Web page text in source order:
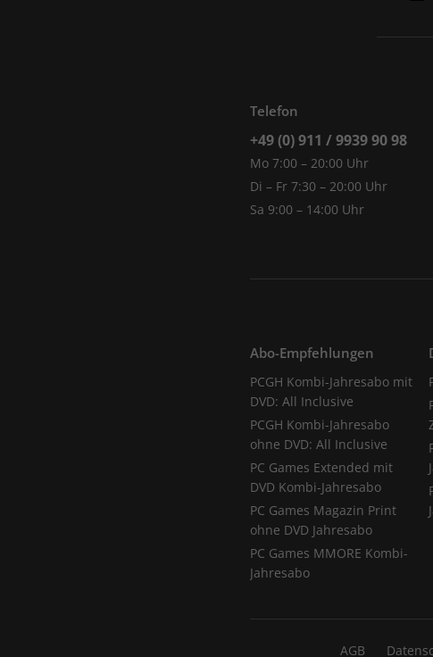
Telefon
+49 (0) 911 / 9939 90 98
Mo 7:00 – 20:00 Uhr
Di – Fr 7:30 – 20:00 Uhr
Sa 9:00 – 14:00 Uhr
Abo-Empfehlungen
PCGH Kombi-Jahresabo mit
DVD: All Inclusive
PCGH Kombi-Jahresabo
ohne DVD: All Inclusive
PC Games Extended mit
DVD Kombi-Jahresabo
PC Games Magazin Print
ohne DVD Jahresabo
PC Games MMORE Kombi-
Jahresabo
AGB